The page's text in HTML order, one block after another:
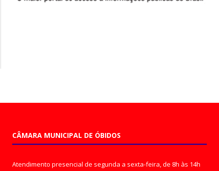
CÂMARA MUNICIPAL DE ÓBIDOS
Atendimento presencial de segunda a sexta-feira, de 8h às 14h